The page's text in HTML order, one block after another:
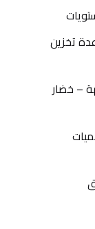
عرض المنتجات الطازجة (فاكهة – خضار